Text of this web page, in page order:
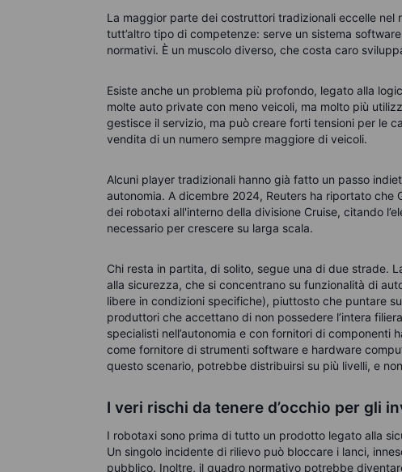
La maggior parte dei costruttori tradizionali eccelle nel
tutt’altro tipo di competenze: serve un sistema
normativi. È un muscolo diverso, che costa caro
Esiste anche un problema più profondo, legato alla
molte auto private con meno veicoli, ma molto più
gestisce il servizio, ma può creare forti tensioni per le
vendita di un numero sempre maggiore di veicoli.
Alcuni player tradizionali hanno già fatto un passo
autonomia. A dicembre 2024, Reuters ha riportato
dei robotaxi all'interno della divisione Cruise, citando
necessario per crescere su larga scala.
Chi resta in partita, di solito, segue una di due strade.
alla sicurezza, che si concentrano su funzionalità di
libere in condizioni specifiche), piuttosto che puntare
produttori che accettano di non possedere l’intera
specialisti nell’autonomia e con fornitori di
come fornitore di strumenti software e hardware
questo scenario, potrebbe distribuirsi su più livelli, e
I veri rischi da tenere d’occhio per gli
I robotaxi sono prima di tutto un prodotto legato alla
Un singolo incidente di rilievo può bloccare i lanci,
pubblico. Inoltre, il quadro normativo potrebbe